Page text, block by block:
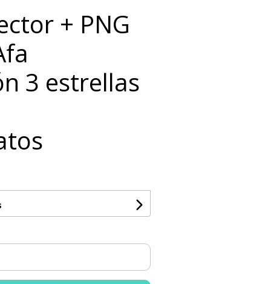
+ PNG
3 estrellas